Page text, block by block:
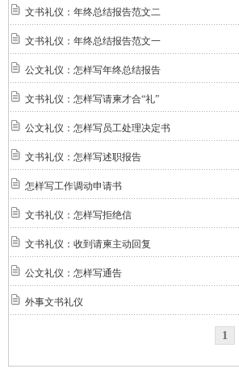
文书礼仪：年终总结报告范文二
文书礼仪：年终总结报告范文一
公文礼仪：怎样写年终总结报告
文书礼仪：怎样写请柬才合“礼”
公文礼仪：怎样写员工处理决定书
文书礼仪：怎样写述职报告
怎样写工作调动申请书
文书礼仪：怎样写拒绝信
文书礼仪：收到请柬主动回复
公文礼仪：怎样写通告
外事文书礼仪
1